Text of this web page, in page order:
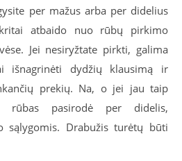
per mažus arba per didelius
atbaido nuo rūbų pirkimo
Jei nesiryžtate pirkti, galima
išnagrinėti dydžių klausimą ir
prekių. Na, o jei jau taip
rūbas pasirodė per didelis,
sąlygomis. Drabužis turėtų būti